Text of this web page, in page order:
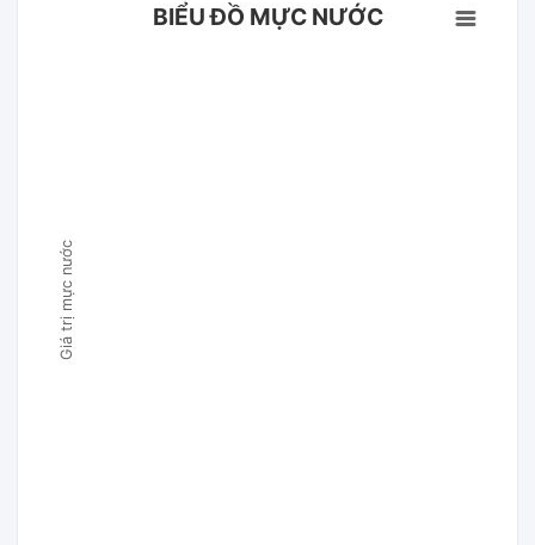
Giá trị mực nước
BIỂU ĐỒ MỰC NƯỚC